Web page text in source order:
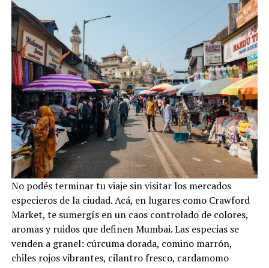
No podés terminar tu viaje sin visitar los mercados
especieros de la ciudad. Acá, en lugares como Crawford
Market, te sumergís en un caos controlado de colores,
aromas y ruidos que definen Mumbai. Las especias se
venden a granel: cúrcuma dorada, comino marrón,
chiles rojos vibrantes, cilantro fresco, cardamomo